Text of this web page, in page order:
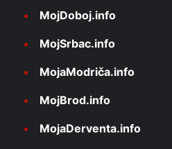
MojDoboj.info
MojSrbac.info
MojaModriča.info
MojBrod.info
MojaDerventa.info